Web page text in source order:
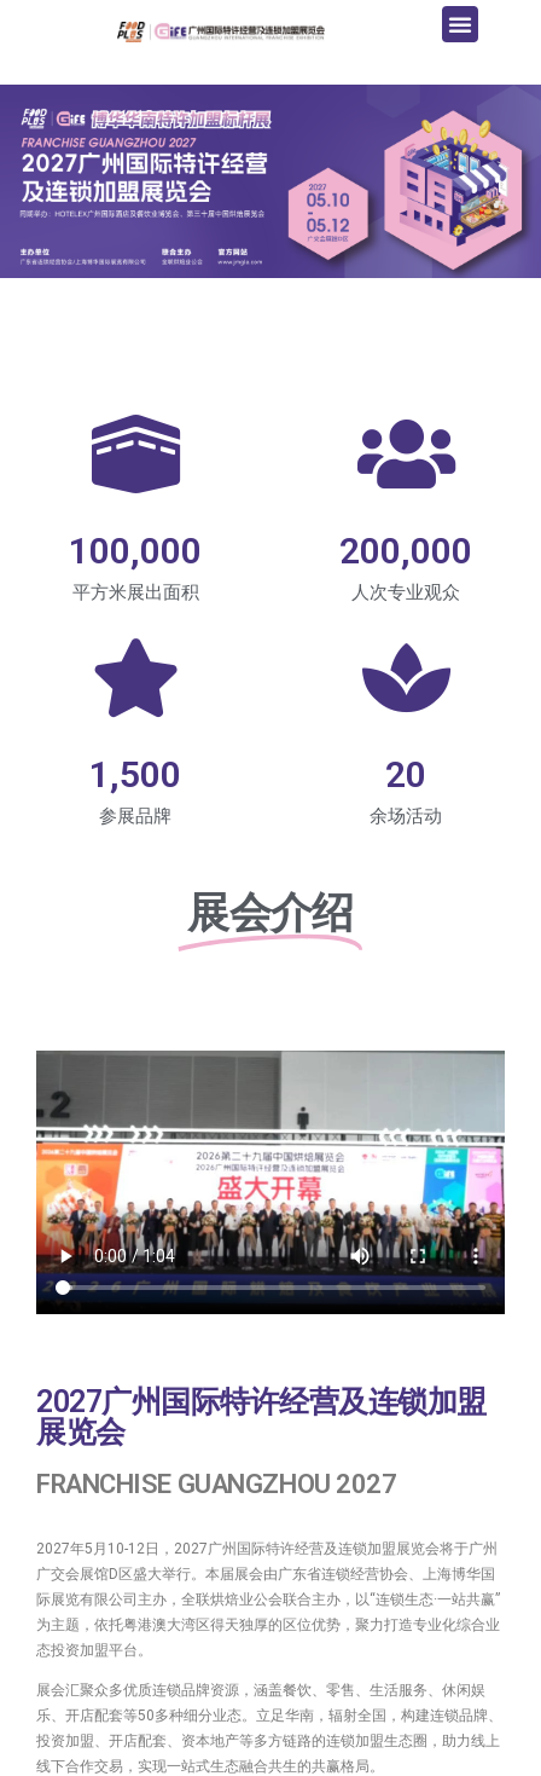
平方米展出面积
100,000
人次专业观众
200,000
参展品牌
1,500
余场活动
20
展会介绍
2027广州国际特许经营及连锁加盟
展览会
FRANCHISE GUANGZHOU 2027
2027年5月10-12日，2027广州国际特许经营及连锁加盟展览会将于广州
广交会展馆D区盛大举行。本届展会由广东省连锁经营协会、上海博华国
际展览有限公司主办，全联烘焙业公会联合主办，以“连锁生态·一站共赢”
为主题，依托粤港澳大湾区得天独厚的区位优势，聚力打造专业化综合业
态投资加盟平台。
展会汇聚众多优质连锁品牌资源，涵盖餐饮、零售、生活服务、休闲娱
乐、开店配套等50多种细分业态。立足华南，辐射全国，构建连锁品牌、
投资加盟、开店配套、资本地产等多方链路的连锁加盟生态圈，助力线上
线下合作交易，实现一站式生态融合共生的共赢格局。